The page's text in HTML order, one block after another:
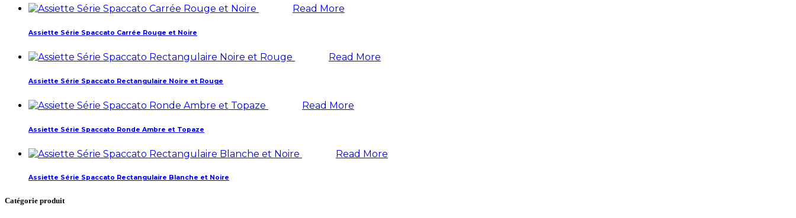
Read More
Assiette Série Spaccato Carrée Rouge et Noire
Read More
Assiette Série Spaccato Rectangulaire Noire et Rouge
Read More
Assiette Série Spaccato Ronde Ambre et Topaze
Read More
Assiette Série Spaccato Rectangulaire Blanche et Noire
Catégorie produit